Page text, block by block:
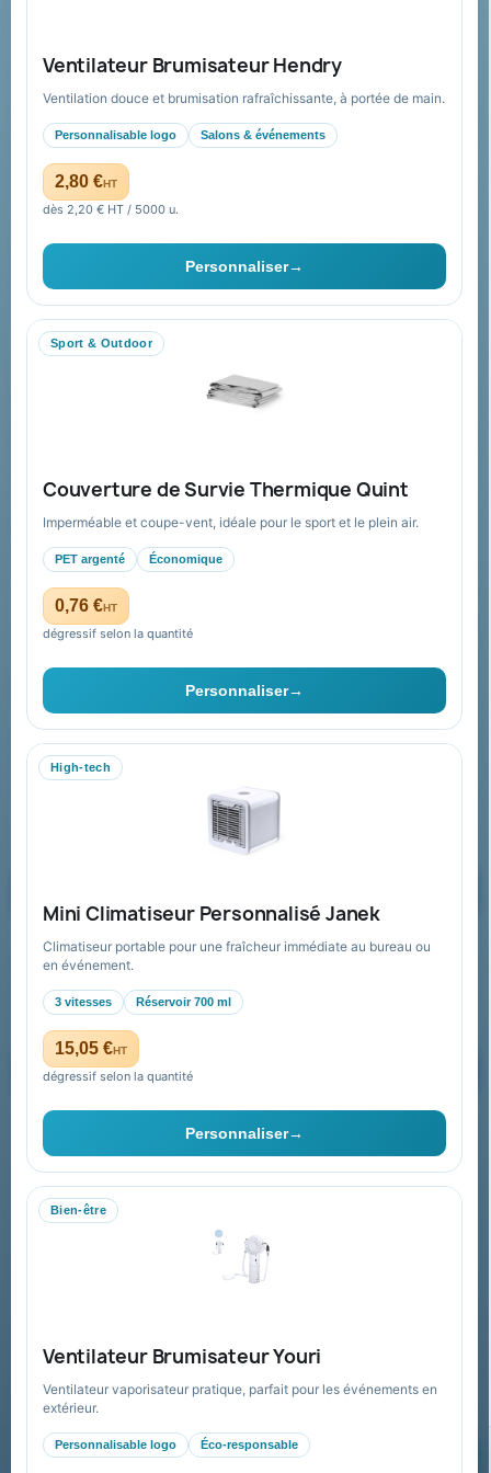
Ventilateur Brumisateur Hendry
Ventilation douce et brumisation rafraîchissante, à portée de main.
Personnalisable logo Salons & événements
2,80 €HT
dès 2,20 € HT / 5000 u.
Personnaliser→
Sport & Outdoor
Couverture de Survie Thermique Quint
Imperméable et coupe-vent, idéale pour le sport et le plein air.
PET argenté Économique
0,76 €HT
dégressif selon la quantité
Personnaliser→
High-tech
Mini Climatiseur Personnalisé Janek
Climatiseur portable pour une fraîcheur immédiate au bureau ou
en événement.
3 vitesses Réservoir 700 ml
15,05 €HT
dégressif selon la quantité
Personnaliser→
Bien-être
Ventilateur Brumisateur Youri
Ventilateur vaporisateur pratique, parfait pour les événements en
extérieur.
Personnalisable logo Éco-responsable
Nouveautés
Catalogue goodies
Cadeaux de fin d’année
À propos
Nos expertises &
accompagnement global
Ils nous ont fait confiance
Livraison
FAQ sur Promenoch Goodies Pub France
Conditions de retour
Paiement sécurisé
Plan du site
Contact & devis
06 09 53 17 41
WhatsApp
equipe@promenoch-goodies.com
Recevez nos offres spéciales
Vous pouvez vous désinscrire à tout moment. Vous trouverez pour
cela nos informations de contact dans les conditions d'utilisation du
site.
Collectivités & administrations
Devis, mandat administratif et facturation Chorus Pro
Espace collectivités
© 2026 Goodies Pub France — Tous droits réservés